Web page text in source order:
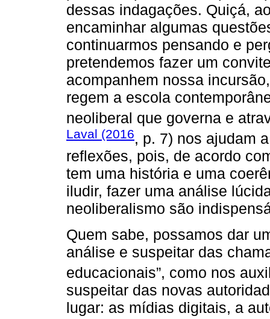
dessas indagações. Quiçá,
encaminhar algumas
continuarmos pensando e
pretendemos fazer um
acompanhem nossa
regem a escola
neoliberal que governa e
Laval (2016, p. 7) nos ajudam
reflexões, pois, de acordo
tem uma história e uma
iludir, fazer uma análise
neoliberalismo são
Quem sabe, possamos dar
análise e suspeitar das
educacionais”, como nos
suspeitar das novas
lugar: as mídias digitais, a